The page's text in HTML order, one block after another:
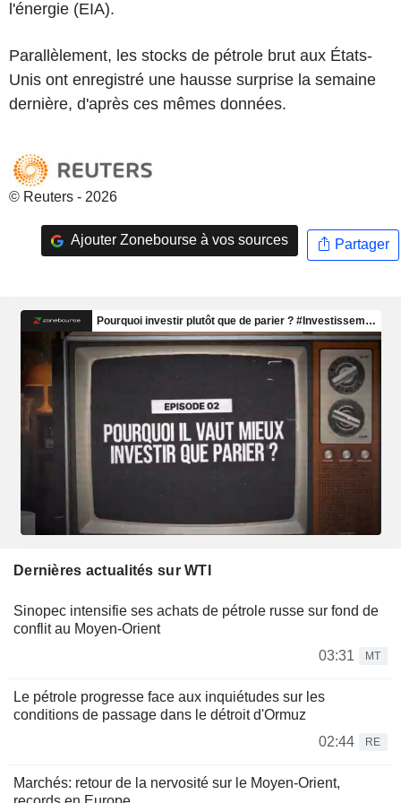
l'énergie (EIA).
Parallèlement, les stocks de pétrole brut aux États-
Unis ont enregistré une hausse surprise la semaine
dernière, d'après ces mêmes données.
© Reuters - 2026
Ajouter Zonebourse à vos sources Partager
Dernières actualités sur WTI
Sinopec intensifie ses achats de pétrole russe sur fond de
conflit au Moyen-Orient
03:31
MT
Le pétrole progresse face aux inquiétudes sur les
conditions de passage dans le détroit d'Ormuz
02:44
RE
Marchés: retour de la nervosité sur le Moyen-Orient,